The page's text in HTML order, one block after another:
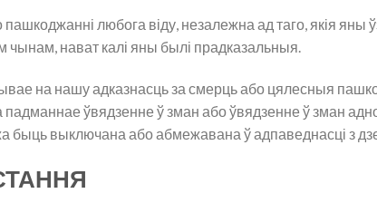
любога віду, незалежна ад таго, якія яны
нават калі яны былі прадказальныя.
на нашу адказнасць за смерць або цялесныя
падманнае ўвядзенне ў зман або ўвядзенне ў зман
быць выключана або абмежавана ў адпаведнасці з